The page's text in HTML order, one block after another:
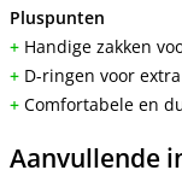
Pluspunten
+ Handige zakken
+ D-ringen voor
+ Comfortabele en
Aanvullende